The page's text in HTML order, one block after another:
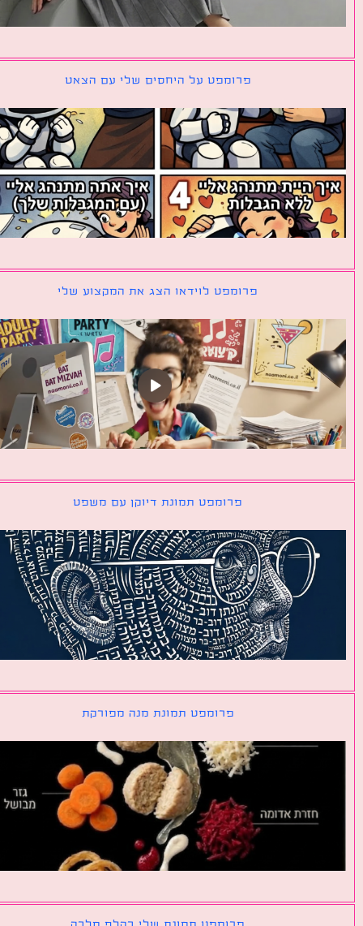
פרומפט על היחסים שלי עם הצאט
פרומפט לוידאו הצג את המקצוע שלי
פרומפט תמונת דיוקן עם משפט
פרומפט תמונת מנה מפורקת